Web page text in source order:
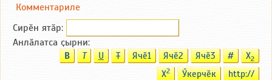
Комментариле
Сирӗн ятӑp:
Анлӑлатса ҫырни:
B T U T Ячӗ1 Ячӗ2 Ячӗ3 # X2
X2 Ӳкерчӗк http://